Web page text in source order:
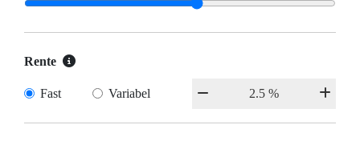
Rente
Fast Variabel